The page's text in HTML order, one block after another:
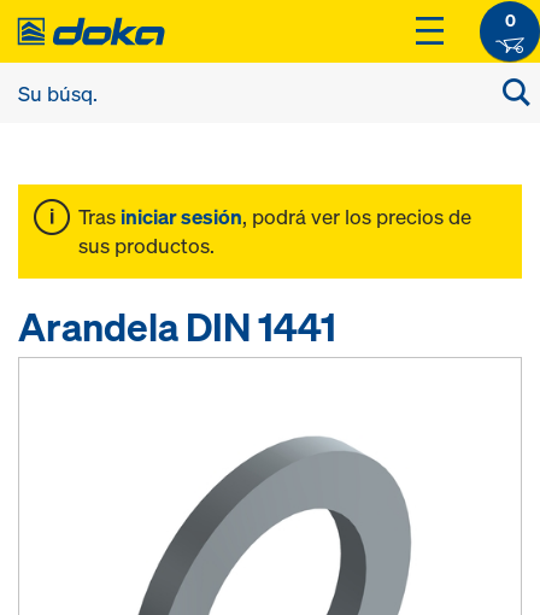
0
Tras iniciar sesión, podrá ver los precios de
sus productos.
Arandela DIN 1441